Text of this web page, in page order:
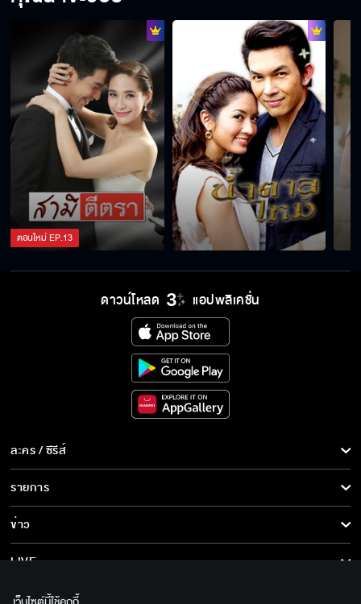
ความรักที่บริสุทธิ์จากคุณพิศุทธิ์
เคยเห็นฉันในสายตาบ้างไหม
อยู่กับผัวคนไหนก็ตายกันหมด
เรียกร้องความสนใจ
ดูแลเอาใจใส่ก็เป็นด้วย
มันต้องเจ็บปวดเป็นพันเท่า
ตอนใหม่EP.13
ดาวน์โหลด แอปพลิเคชั่น
ละคร / ซีรีส์
ละคร/ซีรีส์
ซีรีส์นานาชาติ
การ์ตูน & เกม
รายการ
รายการทั้งหมด
ข่าว
ข่าวทั้งหมด
LIVE
เกี่ยวกับเรา